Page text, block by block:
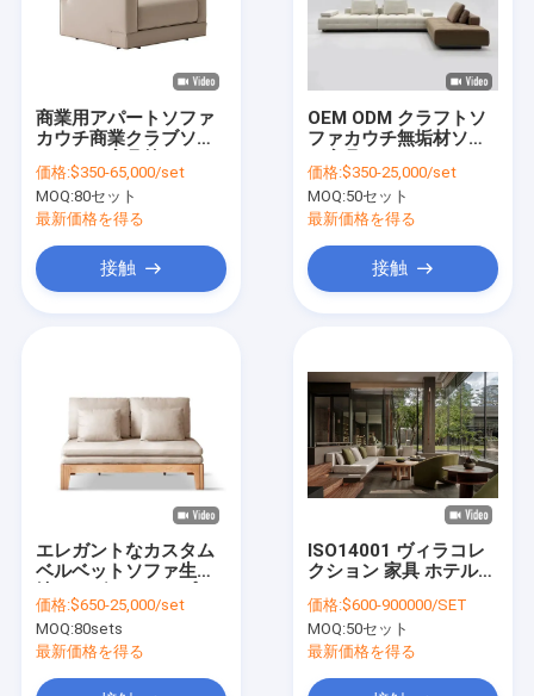
商業用アパートソファ
カウチ商業クラブソフ
ョン
価格:$350-65,000/set
MOQ:80セット
最新価格を得る
接触
OEM ODM クラフトソ
ファカウチ無垢材ソフ
価格:$350-25,000/set
MOQ:50セット
最新価格を得る
接触
エレガントなカスタム
ベルベットソファ生
なカスタムベルベット
ソファ
価格:$650-25,000/set
MOQ:80sets
最新価格を得る
ISO14001 ヴィラコレ
クション 家具 ホテル
ナーソファ
価格:$600-900000/SET
MOQ:50セット
最新価格を得る